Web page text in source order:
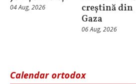
04 Aug, 2026
creștină din
Gaza
06 Aug, 2026
Calendar ortodox